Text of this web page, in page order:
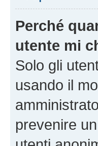
Perché
utente mi
Solo gli
usando il
prevenire